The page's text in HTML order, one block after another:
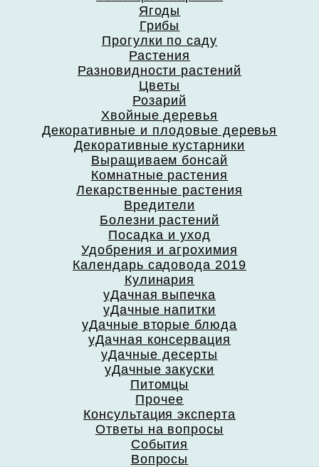
Ягоды
Грибы
Прогулки по саду
Растения
Разновидности растений
Цветы
Розарий
Хвойные деревья
Декоративные и плодовые деревья
Декоративные кустарники
Выращиваем бонсай
Комнатные растения
Лекарственные растения
Вредители
Болезни растений
Посадка и уход
Удобрения и агрохимия
Календарь садовода 2019
Кулинария
уДачная выпечка
уДачные напитки
уДачные вторые блюда
уДачная консервация
уДачные десерты
уДачные закуски
Питомцы
Прочее
Консультация эксперта
Ответы на вопросы
События
Вопросы